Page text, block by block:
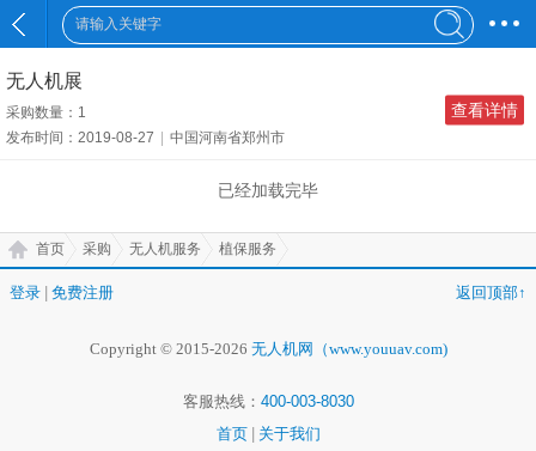
无人机展
采购数量：1
发布时间：2019-08-27
中国河南省郑州市
查看详情
已经加载完毕
首页 采购 无人机服务 植保服务
登录 免费注册 返回顶部↑
Copyright © 2015-2026 无人机网（www.youuav.com)
客服热线： 400-003-8030
首页
关于我们